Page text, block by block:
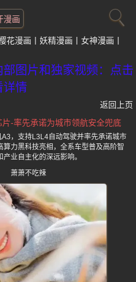
漫画
花漫画 妖精漫画
女神漫画
图片和独家视频：点击
详情
返回上页
-率先承诺为城市领航安全兜底
，支持L3L4自动驾驶并率先承诺城市
力黑科技亮相，全系车型普及高阶智
业自主化的深远影响。
萧萧不吃辣